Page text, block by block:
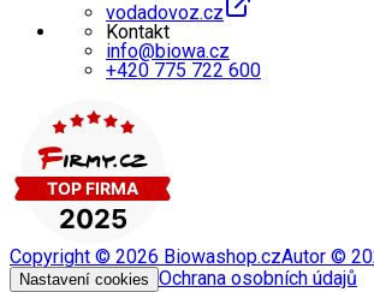
vodadovoz.cz
Kontakt
info@biowa.cz
+420 775 722 600
Copyright © 2026 Biowashop.czAutor ©
Nastavení cookies Ochrana osobních údajů